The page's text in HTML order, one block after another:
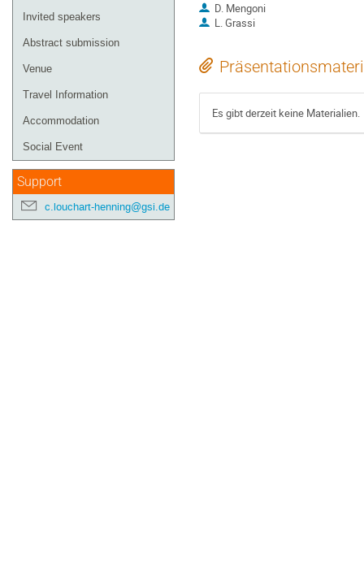
Invited speakers
Abstract submission
Venue
Travel Information
Accommodation
Social Event
Support
c.louchart-henning@gsi.de
D. Mengoni
L. Grassi
Es gibt derzeit keine Materialien.